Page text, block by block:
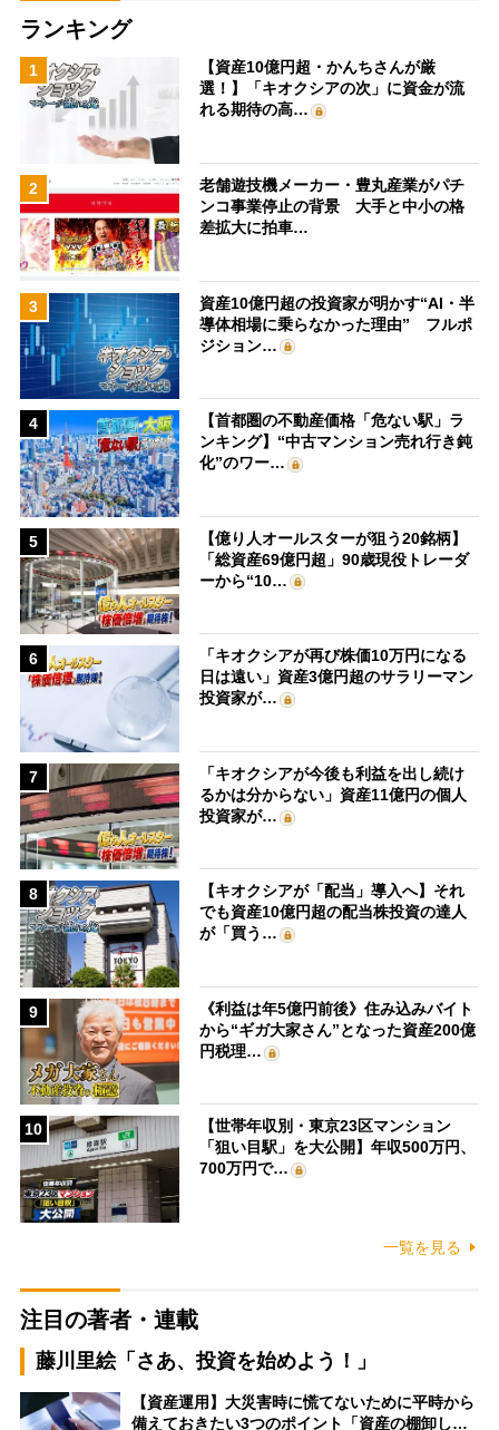
ランキング
1
【資産10億円超・かんちさんが厳
選！】「キオクシアの次」に資金が流
れる期待の高…
2
老舗遊技機メーカー・豊丸産業がパチ
ンコ事業停止の背景 大手と中小の格
差拡大に拍車…
3
資産10億円超の投資家が明かす“AI・半
導体相場に乗らなかった理由” フルポ
ジション…
4
【首都圏の不動産価格「危ない駅」ラ
ンキング】“中古マンション売れ行き鈍
化”のワー…
5
【億り人オールスターが狙う20銘柄】
「総資産69億円超」90歳現役トレーダ
ーから“10…
6
「キオクシアが再び株価10万円になる
日は遠い」資産3億円超のサラリーマン
投資家が…
7
「キオクシアが今後も利益を出し続け
るかは分からない」資産11億円の個人
投資家が…
8
【キオクシアが「配当」導入へ】それ
でも資産10億円超の配当株投資の達人
が「買う…
9
《利益は年5億円前後》住み込みバイト
から“ギガ大家さん”となった資産200億
円税理…
10
【世帯年収別・東京23区マンション
「狙い目駅」を大公開】年収500万円、
700万円で…
一覧を見る
注目の著者・連載
藤川里絵「さあ、投資を始めよう！」
【資産運用】大災害時に慌てないために平時から
備えておきたい3つのポイント「資産の棚卸し…